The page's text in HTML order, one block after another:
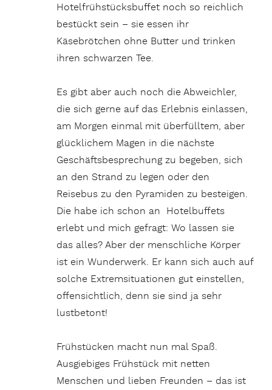
Hotelfrühstücksbuffet noch so reichlich
bestückt sein – sie essen ihr
Käsebrötchen ohne Butter und trinken
ihren schwarzen Tee.
Es gibt aber auch noch die Abweichler,
die sich gerne auf das Erlebnis einlassen,
am Morgen einmal mit überfülltem, aber
glücklichem Magen in die nächste
Geschäftsbesprechung zu begeben, sich
an den Strand zu legen oder den
Reisebus zu den Pyramiden zu besteigen.
Die habe ich schon an Hotelbuffets
erlebt und mich gefragt: Wo lassen sie
das alles? Aber der menschliche Körper
ist ein Wunderwerk. Er kann sich auch auf
solche Extremsituationen gut einstellen,
offensichtlich, denn sie sind ja sehr
lustbetont!
Frühstücken macht nun mal Spaß.
Ausgiebiges Frühstück mit netten
Menschen und lieben Freunden – das ist